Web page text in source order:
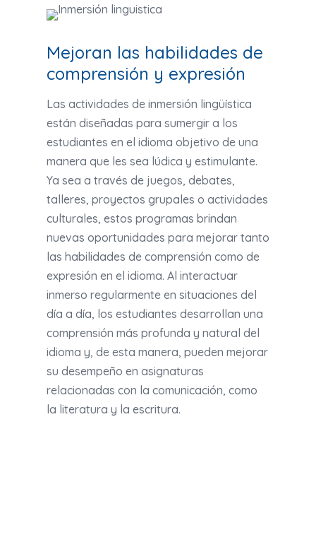
Mejoran las habilidades de
comprensión y expresión
Las actividades de inmersión lingüística
están diseñadas para sumergir a los
estudiantes en el idioma objetivo de una
manera que les sea lúdica y estimulante.
Ya sea a través de juegos, debates,
talleres, proyectos grupales o actividades
culturales, estos programas brindan
nuevas oportunidades para mejorar tanto
las habilidades de comprensión como de
expresión en el idioma. Al interactuar
inmerso regularmente en situaciones del
día a día, los estudiantes desarrollan una
comprensión más profunda y natural del
idioma y, de esta manera, pueden mejorar
su desempeño en asignaturas
relacionadas con la comunicación, como
la literatura y la escritura.